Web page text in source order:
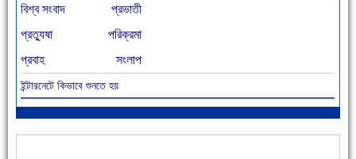
আজ বিশিষ্ট শিক্ষাবিদ এ.টি. আহমেদ হোসাইন রুশদীর ৪৬তম মৃত্যুবার্ষিকী
বিশ্ব সংবাদ
প্রভাতী
প্রত্যুষা
পরিক্রমা
প্রবাহ
সংলাপ
ইন্টারনেটে কিভাবে শুনতে হয়